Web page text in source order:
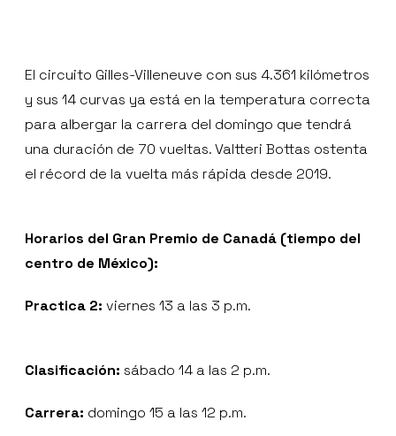
El circuito Gilles-Villeneuve con sus 4.361 kilómetros
y sus 14 curvas ya está en la temperatura correcta
para albergar la carrera del domingo que tendrá
una duración de 70 vueltas. Valtteri Bottas ostenta
el récord de la vuelta más rápida desde 2019.
Horarios del Gran Premio de Canadá (tiempo del
centro de México):
Practica 2: viernes 13 a las 3 p.m.
Clasificación: sábado 14 a las 2 p.m.
Carrera: domingo 15 a las 12 p.m.